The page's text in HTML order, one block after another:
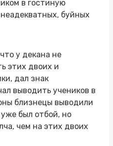
в гостиную
буйных
у декана не
этих двоих и
дал знак
выводить учеников в
близнецы выводили
был отбой, но
чем на этих двоих